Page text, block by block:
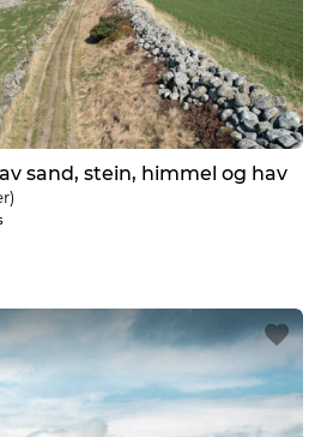
sand, stein, himmel og hav